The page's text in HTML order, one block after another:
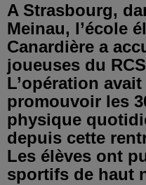
A Strasbourg,
Meinau, l’école
Canardière a
joueuses du
L’opération
promouvoir les
physique
depuis cette
Les élèves ont
sportifs de haut